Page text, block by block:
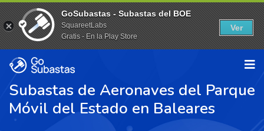
Subastas de Aeronaves del Parque
Móvil del Estado en Baleares
GoSubastas - Subastas del BOE
SquareetLabs
Gratis - En la Play Store
Ver